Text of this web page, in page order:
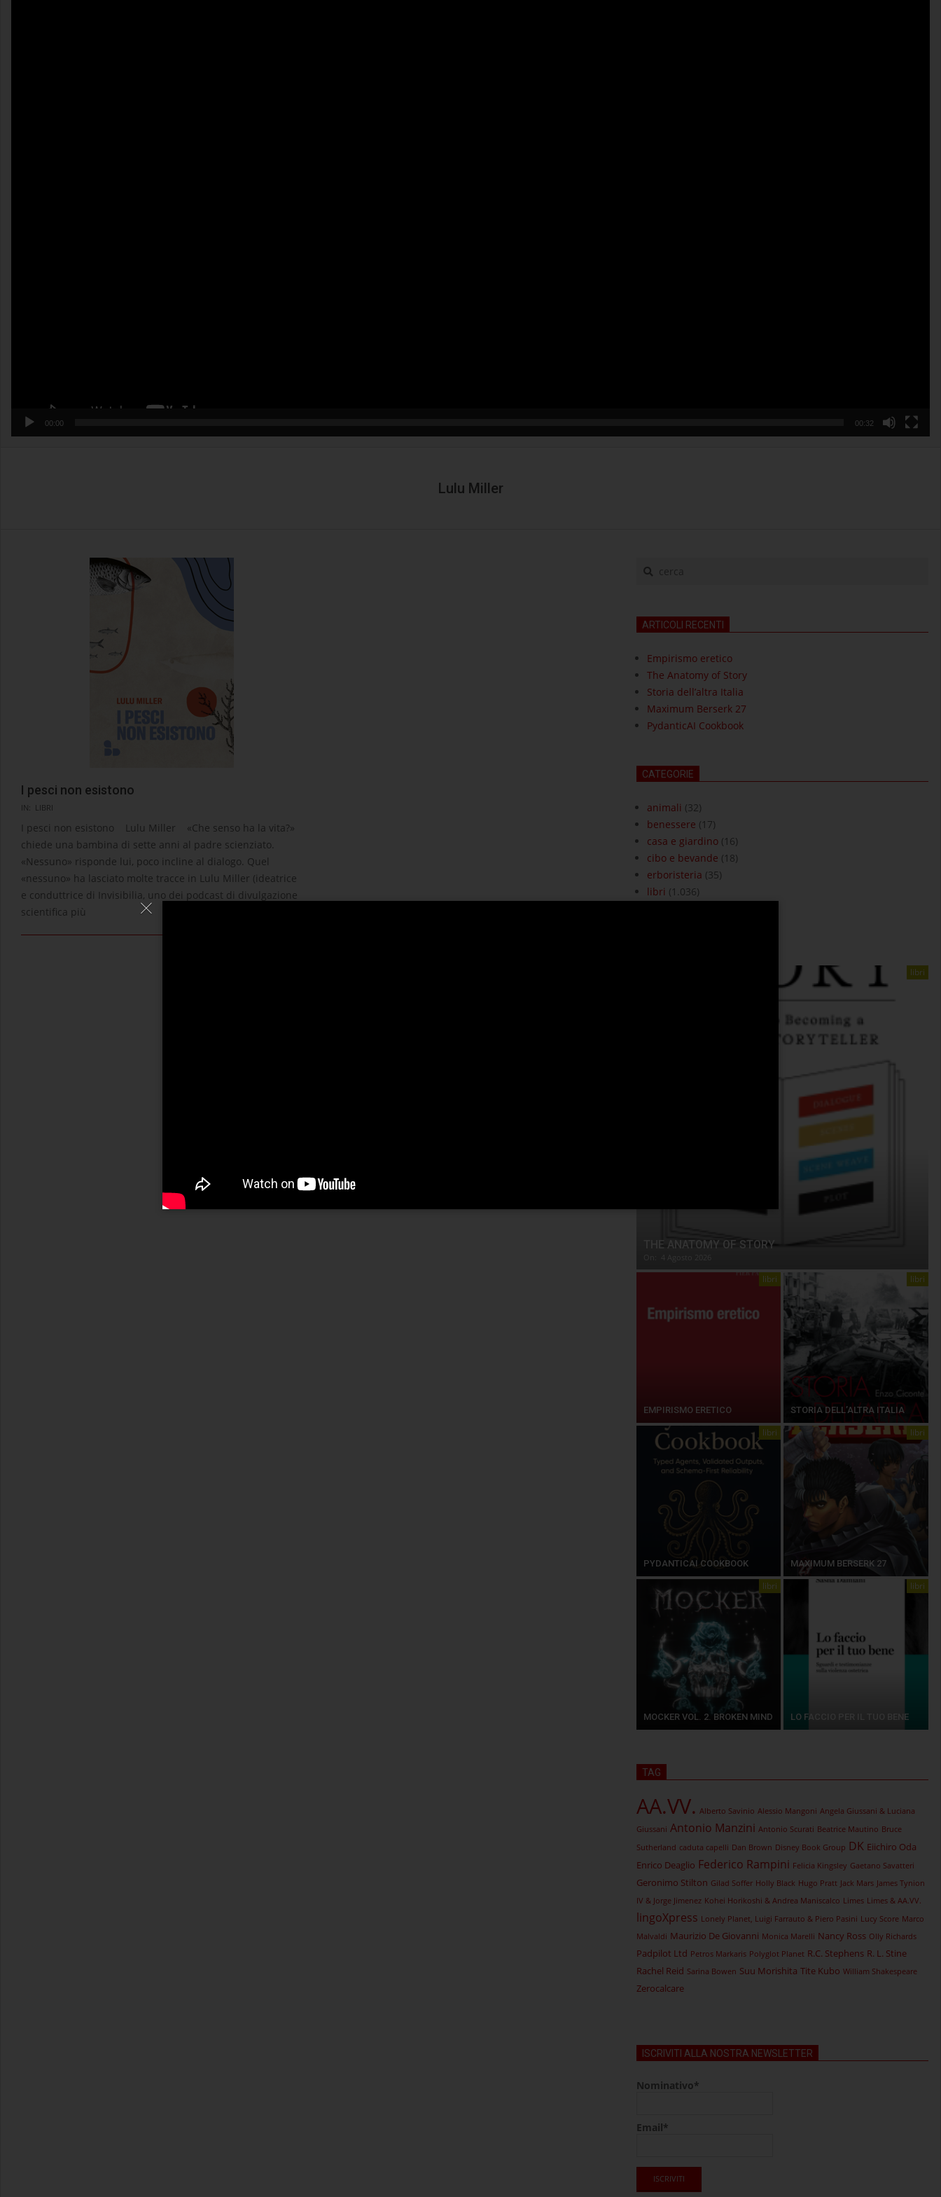
00:00 00:32
Lulu Miller
I pesci non esistono
2026-
02-
12
IN: LIBRI
I pesci non esistono Lulu Miller «Che senso ha la vita?»
chiede una bambina di sette anni al padre scienziato.
«Nessuno» risponde lui, poco incline al dialogo. Quel
«nessuno» ha lasciato molte tracce in Lulu Miller (ideatrice
e conduttrice di Invisibilia, uno dei podcast di divulgazione
scientifica più
cerca
ARTICOLI RECENTI
Empirismo eretico
The Anatomy of Story
Storia dell’altra Italia
Maximum Berserk 27
PydanticAI Cookbook
CATEGORIE
animali (32)
benessere (17)
casa e giardino(16)
cibo e bevande (18)
erboristeria (35)
libri (1.036)
libri
THE ANATOMY OF STORY
libri
EMPIRISMO ERETICO
libri
STORIA DELL’ALTRA ITALIA
libri
PYDANTICAI COOKBOOK
libri
MAXIMUM BERSERK 27
libri
MOCKER VOL. 2. BROKEN MIND
libri
LO FACCIO PER IL TUO BENE
TAG
AA.VV. Alberto Savinio Alessio Mangoni Angela Giussani & Luciana
Giussani Antonio Manzini Antonio Scurati Beatrice Mautino Bruce
Sutherland caduta capelli Dan Brown Disney Book Group DK Eiichiro Oda
Enrico Deaglio Federico Rampini Felicia Kingsley Gaetano Savatteri
Geronimo Stilton Gilad Soffer Holly Black Hugo Pratt Jack Mars James Tynion
IV & Jorge Jimenez Kohei Horikoshi & Andrea Maniscalco Limes Limes & AA.VV.
lingoXpress Lonely Planet, Luigi Farrauto & Piero Pasini Lucy Score Marco
Malvaldi Maurizio De Giovanni Monica Marelli Nancy Ross Olly Richards
Padpilot Ltd Petros Markaris Polyglot Planet R.C. Stephens R. L. Stine
Rachel Reid Sarina Bowen Suu Morishita Tite Kubo William Shakespeare
Zerocalcare
ISCRIVITI ALLA NOSTRA NEWSLETTER
Nominativo*
Email*